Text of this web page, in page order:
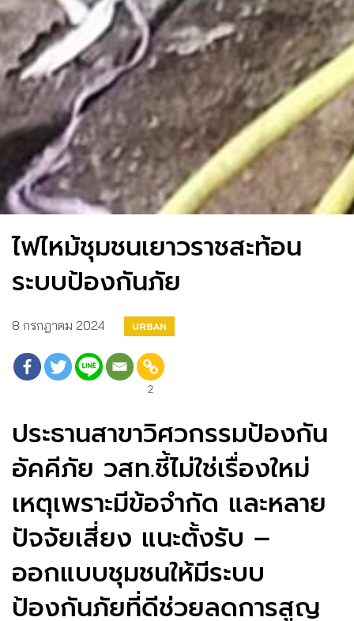
ไฟไหม้ชุมชนเยาวราชสะท้อน
ระบบป้องกันภัย
8 กรกฎาคม 2024 URBAN
2
ประธานสาขาวิศวกรรมป้องกัน
อัคคีภัย วสท.ชี้ไม่ใช่เรื่องใหม่
เหตุเพราะมีข้อจำกัด และหลาย
ปัจจัยเสี่ยง แนะตั้งรับ –
ออกแบบชุมชนให้มีระบบ
ป้องกันภัยที่ดีช่วยลดการสูญ